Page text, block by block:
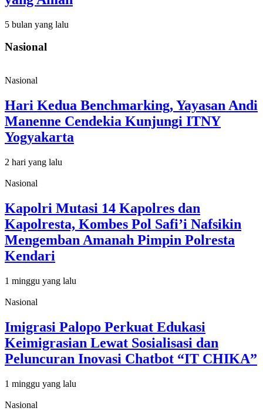
5 bulan yang lalu
Nasional
Nasional
Hari Kedua Benchmarking, Yayasan Andi
Manenne Cendekia Kunjungi ITNY
Yogyakarta
2 hari yang lalu
Nasional
Kapolri Mutasi 14 Kapolres dan
Kapolresta, Kombes Pol Safi’i Nafsikin
Mengemban Amanah Pimpin Polresta
Kendari
1 minggu yang lalu
Nasional
Imigrasi Palopo Perkuat Edukasi
Keimigrasian Lewat Sosialisasi dan
Peluncuran Inovasi Chatbot “IT CHIKA”
1 minggu yang lalu
Nasional